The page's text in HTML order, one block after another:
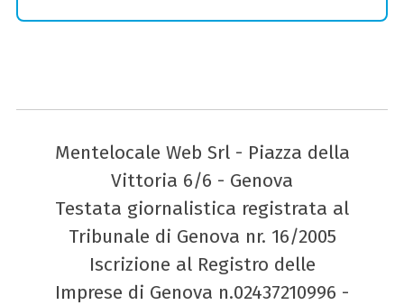
Mentelocale Web Srl - Piazza della
Vittoria 6/6 - Genova
Testata giornalistica registrata al
Tribunale di Genova nr. 16/2005
Iscrizione al Registro delle
Imprese di Genova n.02437210996 -